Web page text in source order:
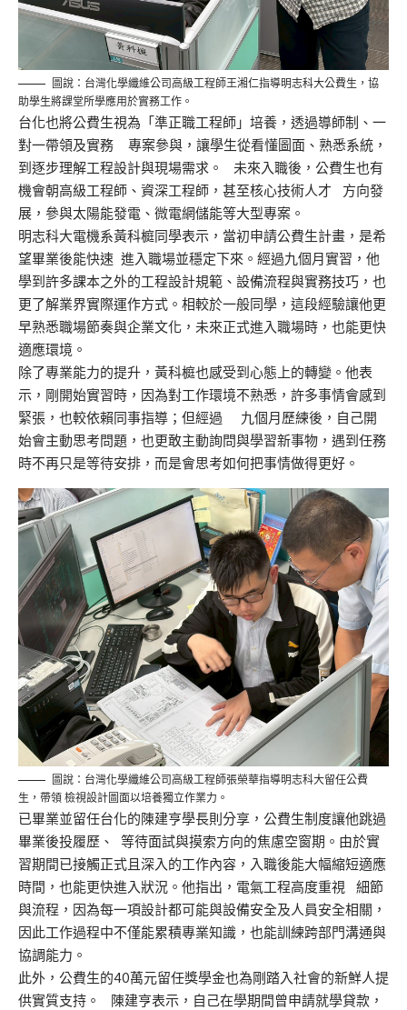
圖說：台灣化學纖維公司高級工程師王湘仁指導明志科大公費生，協
助學生將課堂所學應用於實務工作。
台化也將公費生視為「準正職工程師」培養，透過導師制、一
對一帶領及實務 專案參與，讓學生從看懂圖面 、熟悉系統，
到逐步理解工程設計與現場需求。
未來入職後，公費生也有
機會朝高級工程師、資深工程師，甚至核心技術人才
方向發
展，參與太陽能發電、微電網儲能等大型專案。
明志科大電機系黃科榳同學表示，當初申請公費生計畫，是希
望畢業後能快速 進入職場並穩定下來。經過九個月實習，他
學到許多課本之外的工程設計規範、設備流程與實務技巧，也
更了解業界實際運作方式。相較於一般同學，這段經驗讓他更
早熟悉職場節奏與企業文化，未來正式進入職場時，也能更快
適應環境。
除了專業能力的提升，黃科榳也感受到心態上的轉變。他表
示，剛開始實習時，因為對工作環境不熟悉，許多事情會感到
緊張，也較依賴同事指導；但經過
九個月歷練後，自己開
始會主動思考問題， 也更敢主動詢問與學習新事物，遇到任務
時不再只是等待安排，而是會思考如何把事情做得更好。
圖說：台灣化學纖維公司高級工程師張榮華指導明志科大留任公費
生，帶領 檢視設計圖面以培養獨立作業力。
已畢業並留任台化的陳建亨學長則分享，公費生制度讓他跳過
畢業後投履歷 、 等待面試與摸索方向的焦慮空窗期 。由於實
習期間已接觸正式且深入的工作內容，入職後能大幅縮短適應
時間，也能更快進入狀況。他指出，電氣工程高度重視
細節
與流程，因為每一項設計都可能與設備安全及人員安全相關，
因此工作過程中不僅能累積專業知識，也能訓練跨部門溝通與
協調能力。
此外， 公費生的40萬元留任獎學金也為剛踏入社會的新鮮人提
供實質支持。
陳建亨表示，自己在學期間曾申請就學貸款，